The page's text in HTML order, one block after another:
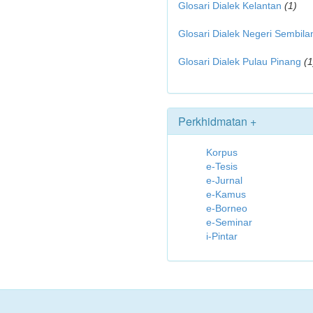
Glosari Dialek Kelantan (1)
Glosari Dialek Negeri
Glosari Dialek Pulau Pinang
Perkhidmatan +
Korpus
e-Tesis
e-Jurnal
e-Kamus
e-Borneo
e-Seminar
i-Pintar